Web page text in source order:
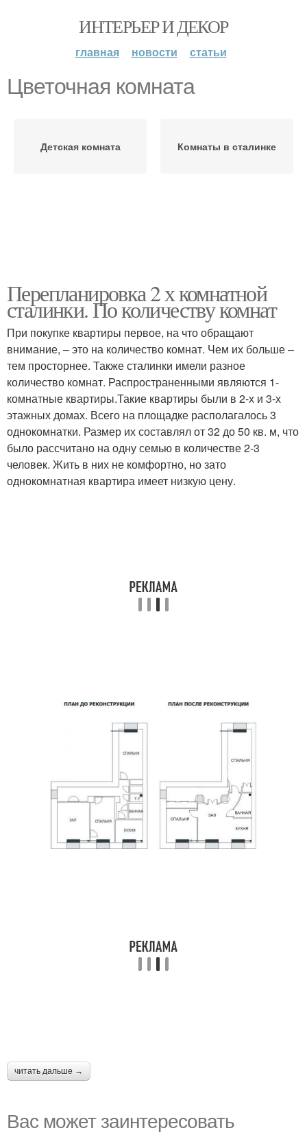
ИНТЕРЬЕР И ДЕКОР
главная новости статьи
Цветочная комната
Детская комната Комнаты в сталинке
Перепланировка 2 х комнатной
сталинки. По количеству комнат
При покупке квартиры первое, на что обращают
внимание, – это на количество комнат. Чем их больше –
тем просторнее. Также сталинки имели разное
количество комнат. Распространенными являются 1-
комнатные квартиры.Такие квартиры были в 2-х и 3-х
этажных домах. Всего на площадке располагалось 3
однокомнатки. Размер их составлял от 32 до 50 кв. м, что
было рассчитано на одну семью в количестве 2-3
человек. Жить в них не комфортно, но зато
однокомнатная квартира имеет низкую цену.
читать дальше →
Вас может заинтересовать